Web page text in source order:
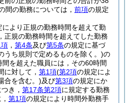
間の勤務については， 前項の規定
により正規の勤務時間を超えて勤
正規の勤務時間を超えてした勤務
， 第4条及び第5条の規定に基づ
うち規則で定めるものを除く。)の
を超えた職員には，その60時間
に対して， 第1項(第2項の規定によ
合を含む。)及び第3項の規定にか
き， 第17条第2項に規定する勤務
第1項の規定により時間外勤務手